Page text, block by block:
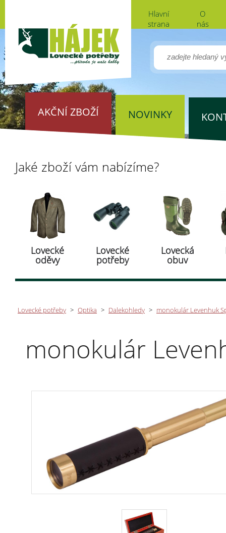
Hlavní
strana
O
nás
AKČNÍ ZBOŽÍ NOVINKY
Jaké zboží vám nabízíme?
Lovecké
oděvy
Lovecké
potřeby
Lovecká
obuv
Lovecké potřeby > Optika > Dalekohledy > monokulár Levenhuk
monokulár